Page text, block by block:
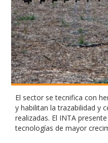
El sector se tecnifica con
y habilitan la trazabilidad y
realizadas. El INTA
tecnologías de mayor